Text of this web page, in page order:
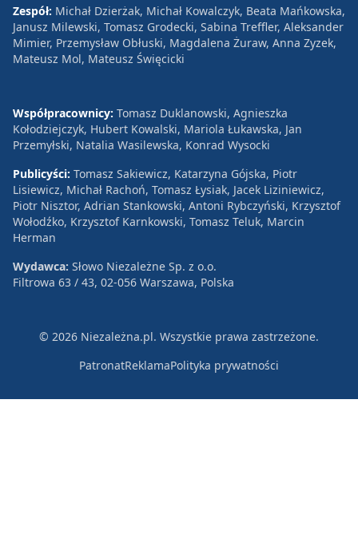
Zespół: Michał Dzierżak, Michał Kowalczyk, Beata Mańkowska,
Janusz Milewski, Tomasz Grodecki, Sabina Treffler, Aleksander
Mimier, Przemysław Obłuski, Magdalena Żuraw, Anna Zyzek,
Mateusz Mol, Mateusz Święcicki
Współpracownicy: Tomasz Duklanowski, Agnieszka
Kołodziejczyk, Hubert Kowalski, Mariola Łukawska, Jan
Przemyłski, Natalia Wasilewska, Konrad Wysocki
Publicyści: Tomasz Sakiewicz, Katarzyna Gójska, Piotr
Lisiewicz, Michał Rachoń, Tomasz Łysiak, Jacek Liziniewicz,
Piotr Nisztor, Adrian Stankowski, Antoni Rybczyński, Krzysztof
Wołodźko, Krzysztof Karnkowski, Tomasz Teluk, Marcin
Herman
Wydawca: Słowo Niezależne Sp. z o.o.
Filtrowa 63 / 43, 02-056 Warszawa, Polska
© 2026 Niezależna.pl. Wszystkie prawa zastrzeżone.
PatronatReklamaPolityka prywatności